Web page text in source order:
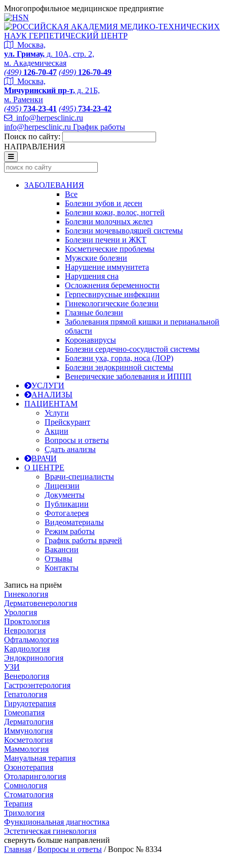
Многопрофильное медицинское предприятие
Москва,
ул. Гримау, д. 10А, стр. 2,
м. Академическая
(499) 126-70-47 (499) 126-70-49
Москва,
Мичуринский пр-т, д. 21Б,
м. Раменки
(495) 734-23-41 (495) 734-23-42
info@herpesclinic.ru
info@herpesclinic.ru График работы
Поиск по сайту:
НАПРАВЛЕНИЯ
ЗАБОЛЕВАНИЯ
Все
Болезни зубов и десен
Болезни кожи, волос, ногтей
Болезни молочных желез
Болезни мочевыводящей системы
Болезни печени и ЖКТ
Косметические проблемы
Мужские болезни
Нарушение иммунитета
Нарушения сна
Осложнения беременности
Герпесвирусные инфекции
Гинекологические болезни
Глазные болезни
Заболевания прямой кишки и перианальной
области
Коронавирусы
Болезни сердечно-сосудистой системы
Болезни уха, горла, носа (ЛОР)
Болезни эндокринной системы
Венерические заболевания и ИППП
УСЛУГИ
АНАЛИЗЫ
ПАЦИЕНТАМ
Услуги
Прейскурант
Акции
Вопросы и ответы
Сдать анализы
ВРАЧИ
О ЦЕНТРЕ
Врачи-специалисты
Лицензии
Документы
Публикации
Фотогалерея
Видеоматериалы
Режим работы
График работы врачей
Вакансии
Отзывы
Контакты
Запись на приём
Гинекология
Дерматовенерология
Урология
Проктология
Неврология
Офтальмология
Кардиология
Эндокринология
УЗИ
Венерология
Гастроэнтерология
Гепатология
Гирудотерапия
Гомеопатия
Дерматология
Иммунология
Косметология
Маммология
Мануальная терапия
Озонотерапия
Отоларингология
Сомнология
Стоматология
Терапия
Трихология
Функциональная диагностика
Эстетическая гинекология
свернуть больше направлений
Главная /Вопросы и ответы / Вопрос № 8334